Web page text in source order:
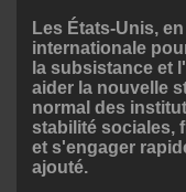
Les États-Unis,
internationale
la subsistance et
aider la nouvelle
normal des
stabilité sociales,
et s'engager
ajouté.